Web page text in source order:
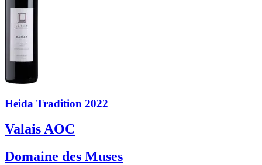
Heida Tradition 2022
Valais AOC
Domaine des Muses